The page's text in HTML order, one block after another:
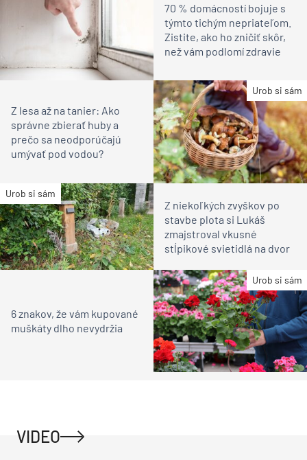
70 % domácností bojuje s
týmto tichým nepriateľom.
Zistite, ako ho zničiť skôr,
než vám podlomí zdravie
Urob si sám
Z lesa až na tanier: Ako
správne zbierať huby a
prečo sa neodporúčajú
umývať pod vodou?
Urob si sám
Z niekoľkých zvyškov po
stavbe plota si Lukáš
zmajstroval vkusné
stĺpikové svietidlá na dvor
Urob si sám
6 znakov, že vám kupované
muškáty dlho nevydržia
VIDEO